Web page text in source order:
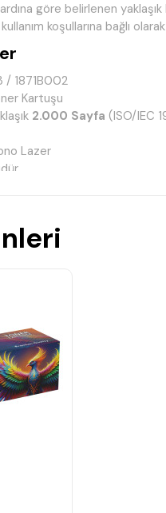
göre belirlenen
koşullarına bağlı
/ 1871B002
Kartuşu
2.000 Sayfa (ISO/IEC
Lazer
baskı performansı sağlar.